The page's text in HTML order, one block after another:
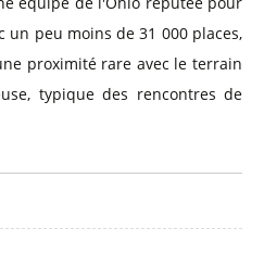
un peu moins de 31 000 places,
proximité rare avec le terrain
typique des rencontres de